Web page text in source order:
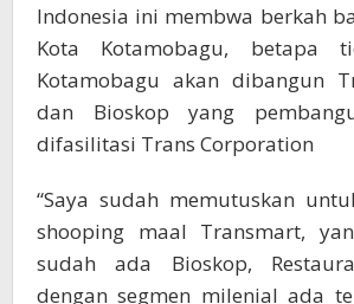
Indonesia ini membwa berkah
Kota Kotamobagu, betapa
Kotamobagu akan dibangun
dan Bioskop yang
difasilitasi Trans Corporation
“Saya sudah memutuskan
shooping maal Transmart,
sudah ada Bioskop,
dengan segmen milenial ada